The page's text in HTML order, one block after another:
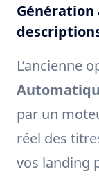
L’ancienne
par un
réel des
vos landing